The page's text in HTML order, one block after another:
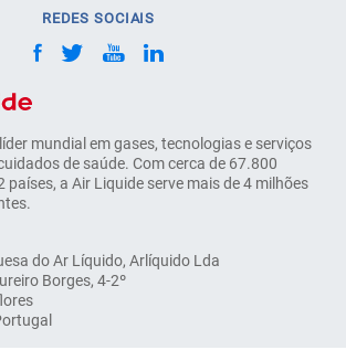
mundial em gases, tecnologias e serviços
de saúde. Com cerca de 67.800
países, a Air Liquide serve mais de 4 milhões
do Ar Líquido, Arlíquido Lda
Borges, 4-2º
REDES SOCIAIS